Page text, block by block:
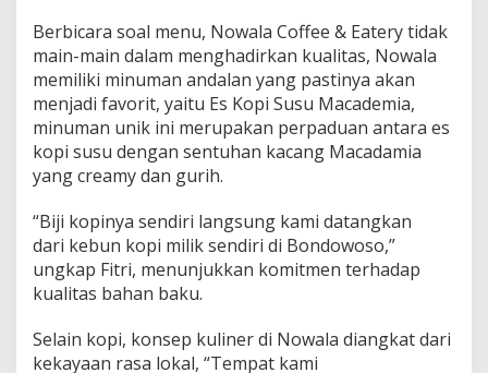
Berbicara soal menu, Nowala Coffee & Eatery tidak
main-main dalam menghadirkan kualitas, Nowala
memiliki minuman andalan yang pastinya akan
menjadi favorit, yaitu Es Kopi Susu Macademia,
minuman unik ini merupakan perpaduan antara es
kopi susu dengan sentuhan kacang Macadamia
yang creamy dan gurih.
“Biji kopinya sendiri langsung kami datangkan
dari kebun kopi milik sendiri di Bondowoso,”
ungkap Fitri, menunjukkan komitmen terhadap
kualitas bahan baku.
Selain kopi, konsep kuliner di Nowala diangkat dari
kekayaan rasa lokal, “Tempat kami